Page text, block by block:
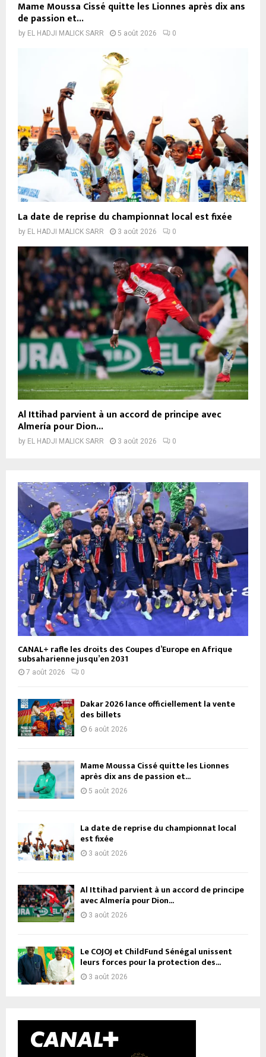
Mame Moussa Cissé quitte les Lionnes après dix ans
de passion et...
by EL HADJI MALICK SARR 5 août 2026 0
La date de reprise du championnat local est fixée
by EL HADJI MALICK SARR 3 août 2026 0
Al Ittihad parvient à un accord de principe avec
Almería pour Dion...
by EL HADJI MALICK SARR 3 août 2026 0
CANAL+ rafle les droits des Coupes d’Europe en Afrique
subsaharienne jusqu’en 2031
7 août 2026 0
Dakar 2026 lance officiellement la vente
des billets
6 août 2026
Mame Moussa Cissé quitte les Lionnes
après dix ans de passion et...
5 août 2026
La date de reprise du championnat local
est fixée
3 août 2026
Al Ittihad parvient à un accord de principe
avec Almería pour Dion...
3 août 2026
Le COJOJ et ChildFund Sénégal unissent
leurs forces pour la protection des...
3 août 2026